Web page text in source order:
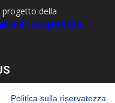
progetto della
Fotografiche
Politica sulla riservatezza